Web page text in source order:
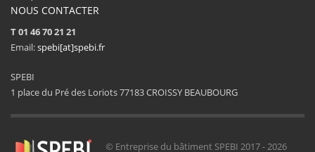
NOUS CONTACTER
T 01 46 70 21 21
Email:spebi[at]spebi.fr
SPEBI
1 place du Pré des Loriots 77183 CROISSY BEAUBOURG
© Entreprise du bâtiment SPEBI 2017 - 2026